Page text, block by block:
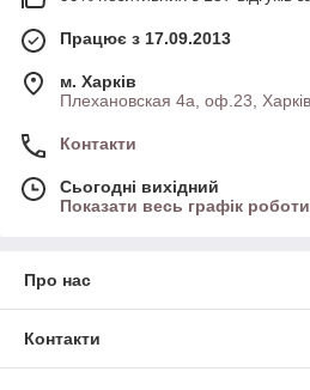
Працює з 17.09.2013
м. Харків
Плехановская 4а, оф.23,
Контакти
Сьогодні вихідний
Показати весь графік роботи
Про нас
Контакти